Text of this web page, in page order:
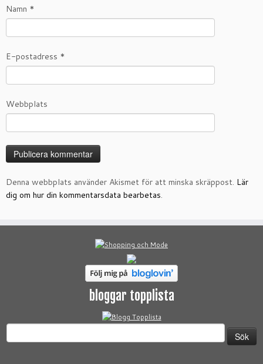
Namn *
E-postadress *
Webbplats
Denna webbplats använder Akismet för att minska skräppost. Lär
dig om hur din kommentarsdata bearbetas.
bloggar topplista
efter: